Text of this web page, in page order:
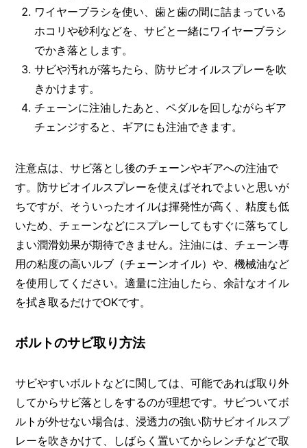
ワイヤーブラシを使い、歯と歯の間に詰まっている
ホコリや砂利などを、サビと一緒にワイヤーブラシ
でかき落とします。
サビや汚れが落ちたら、防サビオイルスプレーを吹
きかけます。
チェーンに注油したあと、ペダルを回しながらギア
チェンジすると、ギアにも注油できます。
注意点は、サビ落とし後のチェーンやギアへの注油で
す。防サビオイルスプレーを使えばそれでよいと思いが
ちですが、そういったオイルは揮発性が高く、粘度も低
いため、チェーンなどにスプレーしてもすぐに落ちてし
まい潤滑効果が期待できません。注油には、チェーン専
用の粘度の高いルブ（チェーンオイル）や、機械油など
を使用してください。適量に注油したら、余計なオイル
を拭き取るだけでOKです。
ボルトのサビ取り方法
サビやすいボルトなどに関しては、可能であれば取り外
してからサビ落としをするのが理想です。サビついてボ
ルトが外せない場合は、浸透力の強い防サビオイルスプ
レーを吹きかけて、しばらく置いてからレンチなどで取